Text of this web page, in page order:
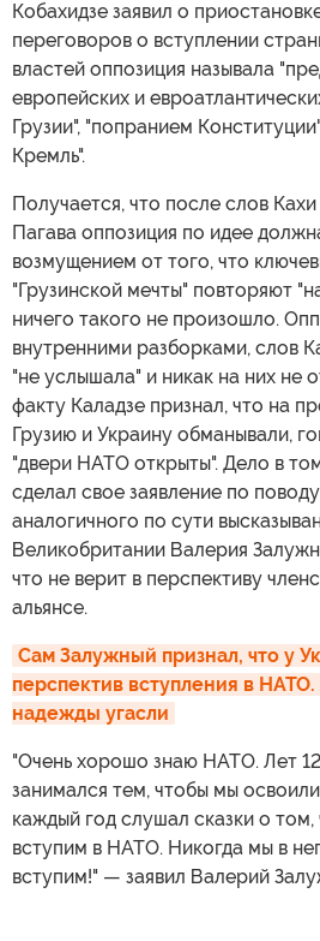
Кобахидзе заявил о
переговоров о вступлении
властей оппозиция называла
европейских и
Грузии", "попранием
Кремль".
Получается, что после слов
Пагава оппозиция по идее
возмущением от того, что
"Грузинской мечты" повторяют
ничего такого не произошло.
внутренними разборками, слов
"не услышала" и никак на них не
факту Каладзе признал, что на
Грузию и Украину обманывали,
"двери НАТО открыты". Дело в
сделал свое заявление по
аналогичного по сути
Великобритании Валерия
что не верит в перспективу
альянсе.
Сам Залужный признал, что у
перспектив вступления в
надежды угасли
"Очень хорошо знаю НАТО. Лет
занимался тем, чтобы мы
каждый год слушал сказки о
вступим в НАТО. Никогда мы в
вступим!" — заявил Валерий